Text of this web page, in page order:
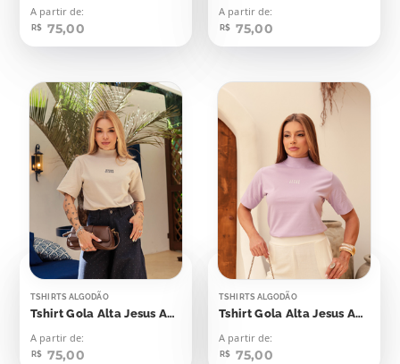
A partir de:
R$ 75,00
A partir de:
R$ 75,00
TSHIRTS ALGODÃO
Tshirt Gola Alta Jesus Aplicação
A partir de:
R$ 75,00
TSHIRTS ALGODÃO
Tshirt Gola Alta Jesus Aplicação
A partir de:
R$ 75,00